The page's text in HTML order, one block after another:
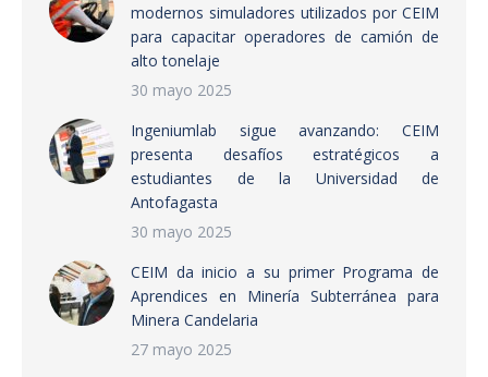
modernos simuladores utilizados por CEIM
para capacitar operadores de camión de
alto tonelaje
30 mayo 2025
Ingeniumlab sigue avanzando: CEIM
presenta desafíos estratégicos a
estudiantes de la Universidad de
Antofagasta
30 mayo 2025
CEIM da inicio a su primer Programa de
Aprendices en Minería Subterránea para
Minera Candelaria
27 mayo 2025